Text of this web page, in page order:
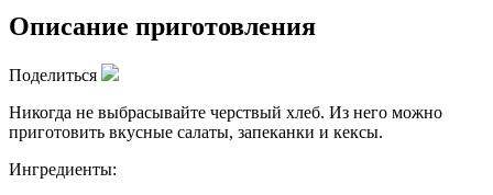
Описание приготовления
Поделиться
Никогда не выбрасывайте черствый хлеб. Из него можно
приготовить вкусные салаты, запеканки и кексы.
Ингредиенты: